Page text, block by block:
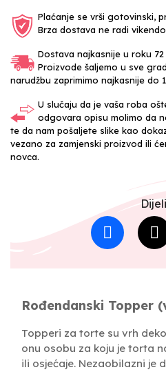
Plaćanje se vrši gotovinski,
Brza dostava ne radi
Dostava najkasnije u roku 72
Proizvode šaljemo u sve
narudžbu zaprimimo najkasnije do
U slučaju da je vaša roba
odgovara opisu molimo da
te da nam pošaljete slike kao
vezano za zamjenski proizvod ili
novca.
Rođendanski Topper
Topperi za torte su vrh
onu osobu za koju je torta
ili osjećaje. Nezaobilazni je